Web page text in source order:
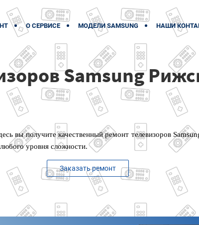
О СЕРВИСЕ МОДЕЛИ SAMSUNG НАШИ
Samsung
вы получите качественный ремонт телевизоров
уровня сложности.
Заказать ремонт